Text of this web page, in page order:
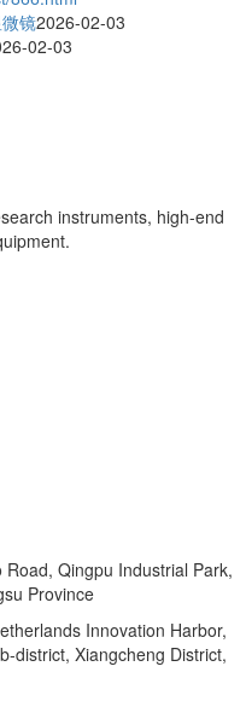
镜2026-02-03
02-03
instruments, high-end
Qingpu Industrial Park,
Province
Innovation Harbor,
district, Xiangcheng District,